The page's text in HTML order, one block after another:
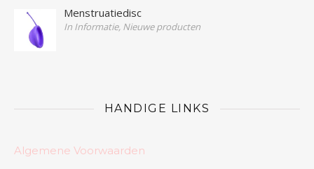
Menstruatiedisc
In Informatie, Nieuwe producten
HANDIGE LINKS
Algemene Voorwaarden